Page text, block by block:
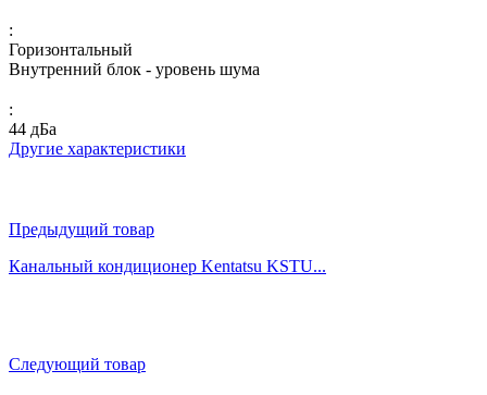
:
Горизонтальный
Внутренний блок - уровень шума
:
44 дБа
Другие характеристики
Предыдущий товар
Канальный кондиционер Kentatsu KSTU...
Следующий товар